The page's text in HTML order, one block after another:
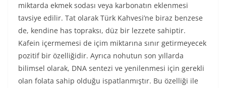
miktarda ekmek sodası veya karbonatın eklenmesi
tavsiye edilir. Tat olarak Türk Kahvesi’ne biraz benzese
de, kendine has topraksı, düz bir lezzete sahiptir.
Kafein içermemesi de içim miktarına sınır getirmeyecek
pozitif bir özelliğidir. Ayrıca nohutun son yıllarda
bilimsel olarak, DNA sentezi ve yenilenmesi için gerekli
olan folata sahip olduğu ispatlanmıştır. Bu özelliği ile